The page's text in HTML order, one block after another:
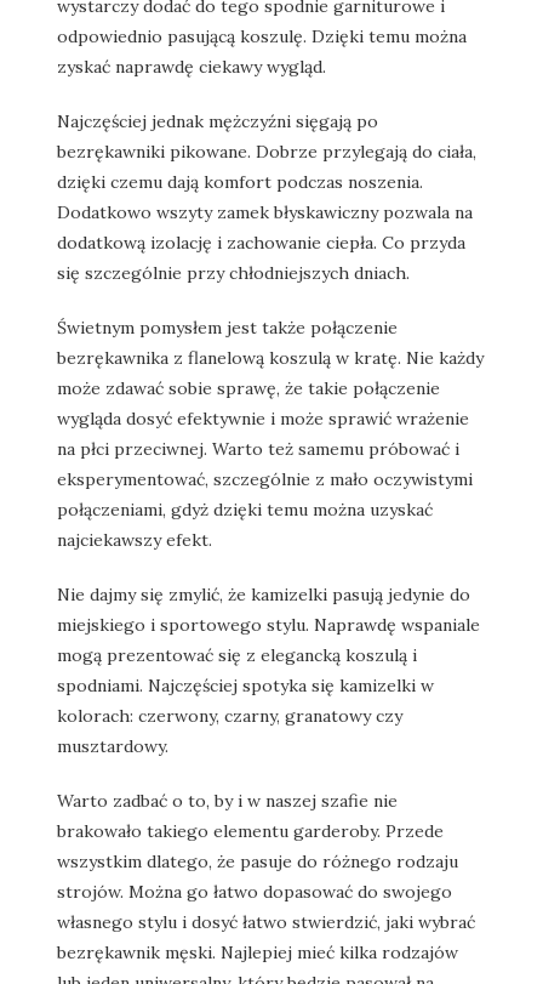
wystarczy dodać do tego spodnie garniturowe i
odpowiednio pasującą koszulę. Dzięki temu można
zyskać naprawdę ciekawy wygląd.
Najczęściej jednak mężczyźni sięgają po
bezrękawniki pikowane. Dobrze przylegają do ciała,
dzięki czemu dają komfort podczas noszenia.
Dodatkowo wszyty zamek błyskawiczny pozwala na
dodatkową izolację i zachowanie ciepła. Co przyda
się szczególnie przy chłodniejszych dniach.
Świetnym pomysłem jest także połączenie
bezrękawnika z flanelową koszulą w kratę. Nie każdy
może zdawać sobie sprawę, że takie połączenie
wygląda dosyć efektywnie i może sprawić wrażenie
na płci przeciwnej. Warto też samemu próbować i
eksperymentować, szczególnie z mało oczywistymi
połączeniami, gdyż dzięki temu można uzyskać
najciekawszy efekt.
Nie dajmy się zmylić, że kamizelki pasują jedynie do
miejskiego i sportowego stylu. Naprawdę wspaniale
mogą prezentować się z elegancką koszulą i
spodniami. Najczęściej spotyka się kamizelki w
kolorach: czerwony, czarny, granatowy czy
musztardowy.
Warto zadbać o to, by i w naszej szafie nie
brakowało takiego elementu garderoby. Przede
wszystkim dlatego, że pasuje do różnego rodzaju
strojów. Można go łatwo dopasować do swojego
własnego stylu i dosyć łatwo stwierdzić, jaki wybrać
bezrękawnik męski. Najlepiej mieć kilka rodzajów